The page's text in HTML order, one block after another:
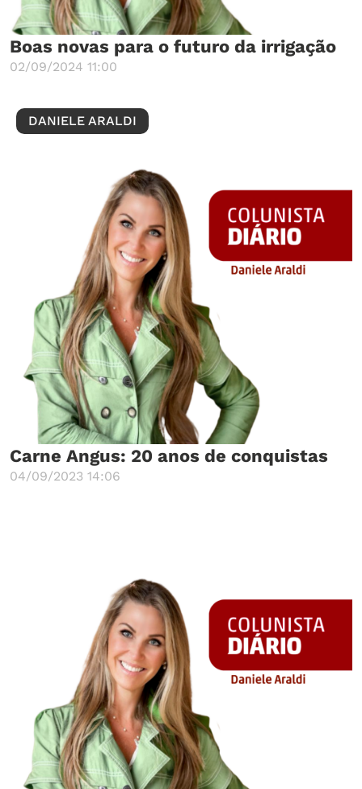
Boas novas para o futuro da irrigação
02/09/2024 11:00
DANIELE ARALDI
Carne Angus: 20 anos de conquistas
04/09/2023 14:06